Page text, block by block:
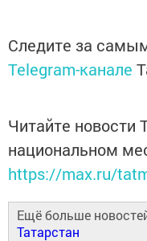
Следите за
Telegram-канале
Читайте новости
национальном
https://max.ru/
Ещё больше
Татарстан